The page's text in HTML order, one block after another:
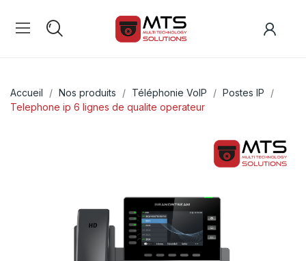
Accueil Nos produits Téléphonie VoIP
Postes IP
Telephone ip 6 lignes de qualite operateur